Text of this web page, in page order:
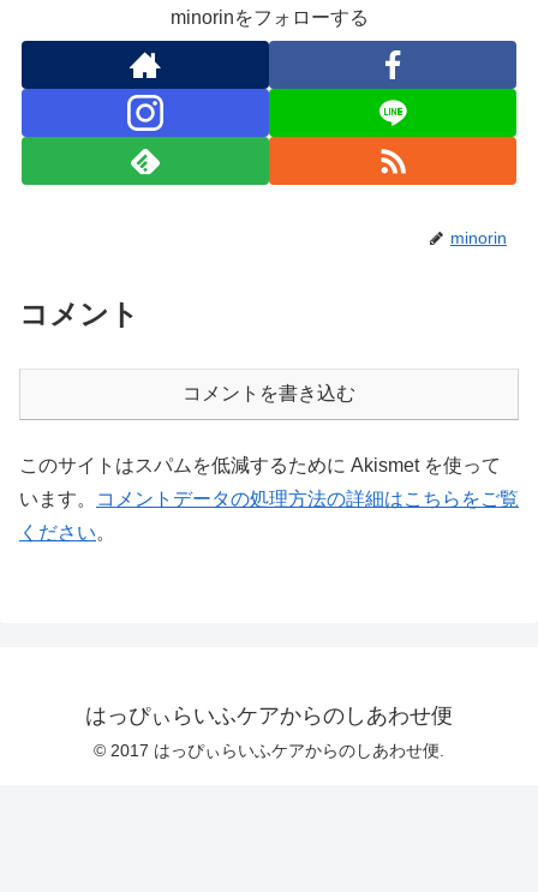
minorinをフォローする
minorin
コメント
コメントを書き込む
このサイトはスパムを低減するために Akismet を使って
います。
コメントデータの処理方法の詳細はこちらをご覧
ください。
はっぴぃらいふケアからのしあわせ便
© 2017 はっぴぃらいふケアからのしあわせ便.